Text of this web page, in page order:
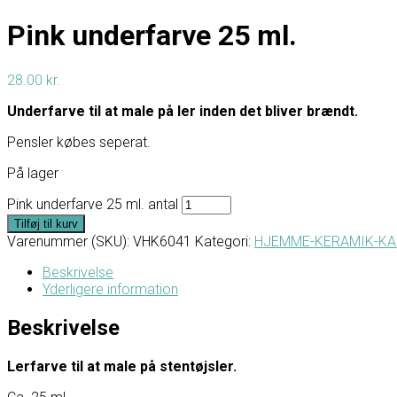
Pink underfarve 25 ml.
28.00 kr.
Underfarve til at male på ler inden det bliver brændt.
Pensler købes seperat.
På lager
Pink underfarve 25 ml. antal
Tilføj til kurv
Varenummer (SKU): VHK6041 Kategori: HJEMME-KERAMIK-
Beskrivelse
Yderligere information
Beskrivelse
Lerfarve til at male på stentøjsler.